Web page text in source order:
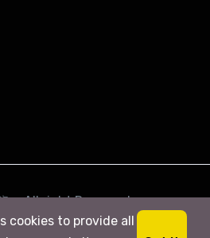
. All right Reserved
cookies to provide all